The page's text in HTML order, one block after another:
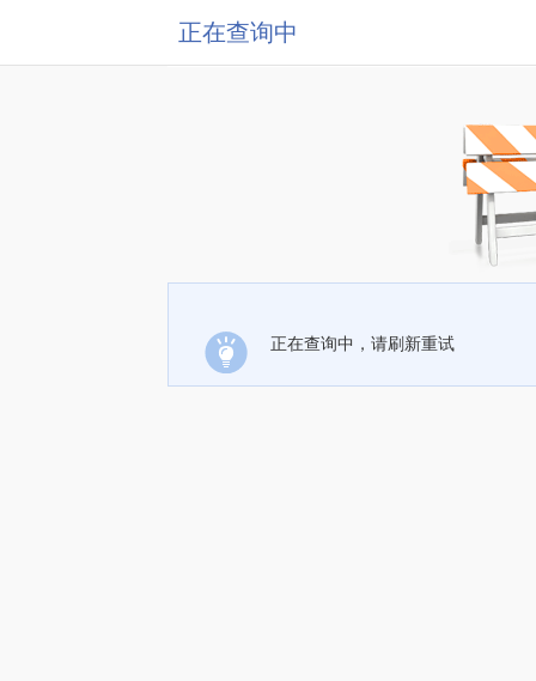
正在查询中
正在查询中，请刷新重试